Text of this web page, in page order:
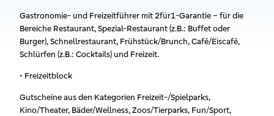
Gastronomie- und Freizeitführer mit 2für1-Garantie – für die
Bereiche Restaurant, Spezial-Restaurant (z.B.: Buffet oder
Burger), Schnellrestaurant, Frühstück/Brunch, Café/Eiscafé,
Schlürfen (z.B.: Cocktails) und Freizeit.
• Freizeitblock
Gutscheine aus den Kategorien Freizeit-/Spielparks,
Kino/Theater, Bäder/Wellness, Zoos/Tierparks, Fun/Sport,